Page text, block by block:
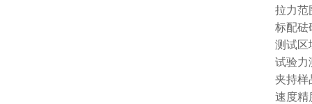
拉力范
标配砝
测试区
试验力
夹持样
速度精